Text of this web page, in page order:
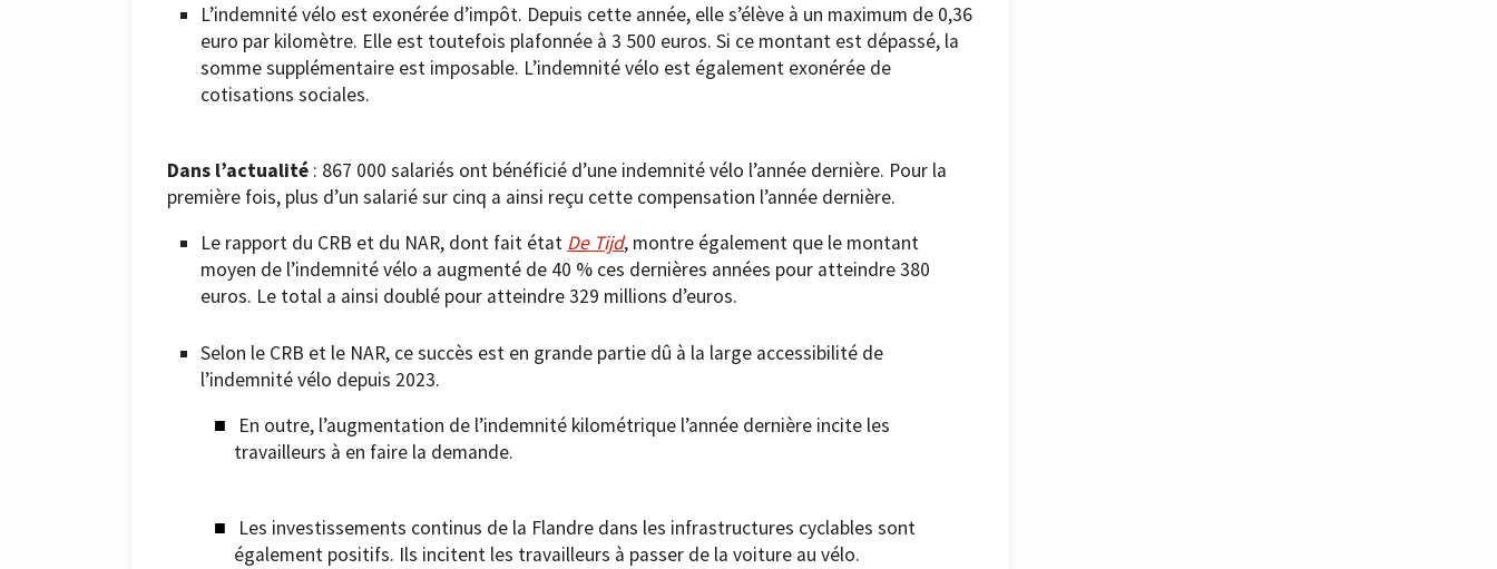
L’indemnité vélo est exonérée d’impôt. Depuis cette année, elle s’élève à un maximum de 0,36
euro par kilomètre. Elle est toutefois plafonnée à 3 500 euros. Si ce montant est dépassé, la
somme supplémentaire est imposable. L’indemnité vélo est également exonérée de
cotisations sociales.
Dans l’actualité : 867 000 salariés ont bénéficié d’une indemnité vélo l’année dernière. Pour la
première fois, plus d’un salarié sur cinq a ainsi reçu cette compensation l’année dernière.
Le rapport du CRB et du NAR, dont fait état De Tijd, montre également que le montant
moyen de l’indemnité vélo a augmenté de 40 % ces dernières années pour atteindre 380
euros. Le total a ainsi doublé pour atteindre 329 millions d’euros.
Selon le CRB et le NAR, ce succès est en grande partie dû à la large accessibilité de
l’indemnité vélo depuis 2023.
En outre, l’augmentation de l’indemnité kilométrique l’année dernière incite les
travailleurs à en faire la demande.
Les investissements continus de la Flandre dans les infrastructures cyclables sont
également positifs. Ils incitent les travailleurs à passer de la voiture au vélo.